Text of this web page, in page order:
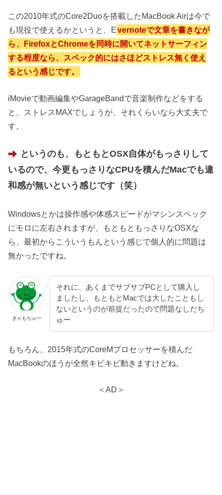
この2010年式のCore2Duoを搭載したMacBook Airは今で
も現役で使えるかというと、Evernoteで文章を書きなが
ら、FirefoxとChromeを同時に開いてネットサーフィン
する程度なら、スペック的にはさほどストレス無く使え
るという感じです。
iMovieで動画編集やGarageBandで音楽制作などをする
と、ストレスMAXでしょうが、それくらいなら大丈夫で
す。
というのも、もともとOSX自体がもっさりして
いるので、今更もっさりなCPUを積んだMacでも違
和感が無いという感じです（笑）
Windowsとかは操作感や体感スピードがマシンスペック
にモロに左右されますが、もともともっさりなOSXな
ら、最初からこういうもんという感じで個人的に問題は
無かったですね。
ぎゃもちゅー
それに、あくまでサブサブPCとして購入し
ましたし、もともとMacでは大したこともし
ないというのが前提だったので問題なしだち
ゅー
もちろん、2015年式のCoreMプロセッサーを積んだ
MacBookのほうが全然キビキビ動きますけどね。
＜AD＞